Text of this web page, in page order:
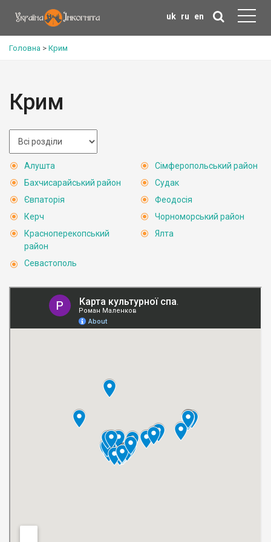
uk ru en
Головна > Крим
Крим
Алушта
Бахчисарайський район
Євпаторія
Керч
Красноперекопський
район
Севастополь
Сімферопольський район
Судак
Феодосія
Чорноморський район
Ялта